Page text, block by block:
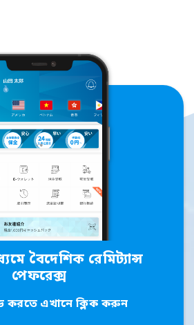
বৈদেশিক রেমিট্যান্স
পেফরেক্স
করতে এখানে ক্লিক করুন